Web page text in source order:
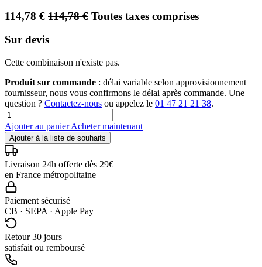
114,78 € 114,78€ Toutes taxes comprises
Sur devis
Cette combinaison n'existe pas.
Produit sur commande : délai variable selon approvisionnement
fournisseur, nous vous confirmons le délai après commande. Une
question ? Contactez-nous ou appelez le 01 47 21 21 38.
Ajouter au panierAcheter maintenant
Ajouter à la liste de souhaits
Livraison 24h offerte dès 29€
en France métropolitaine
Paiement sécurisé
CB · SEPA · Apple Pay
Retour 30 jours
satisfait ou remboursé